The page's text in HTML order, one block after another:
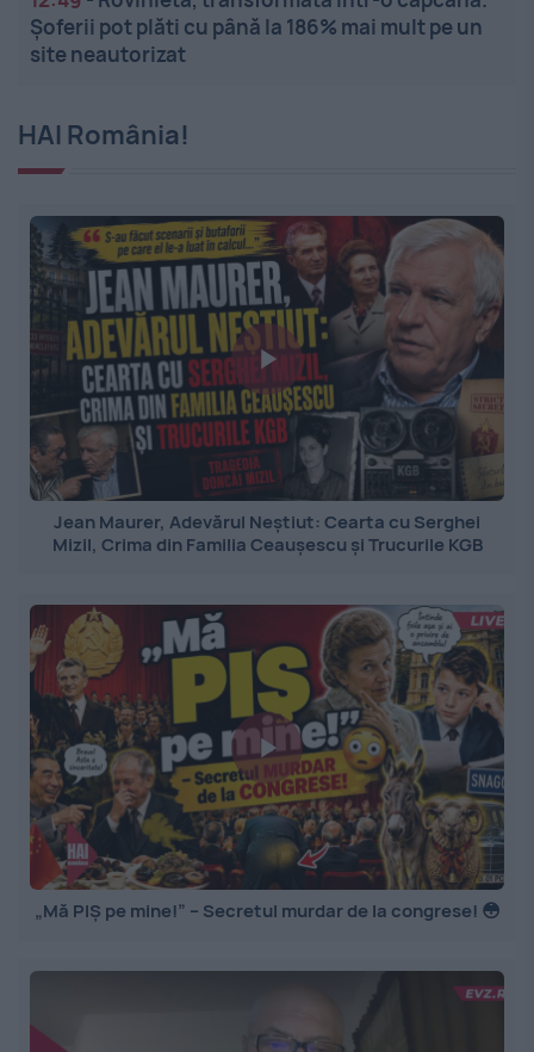
Șoferii pot plăti cu până la 186% mai mult pe un
site neautorizat
HAI România!
Jean Maurer, Adevărul Neștiut: Cearta cu Serghei
Mizil, Crima din Familia Ceaușescu și Trucurile KGB
„Mă PIȘ pe mine!” – Secretul murdar de la congrese! 😳